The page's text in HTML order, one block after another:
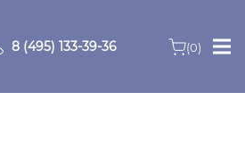
8 (495) 133-39-36 (0)